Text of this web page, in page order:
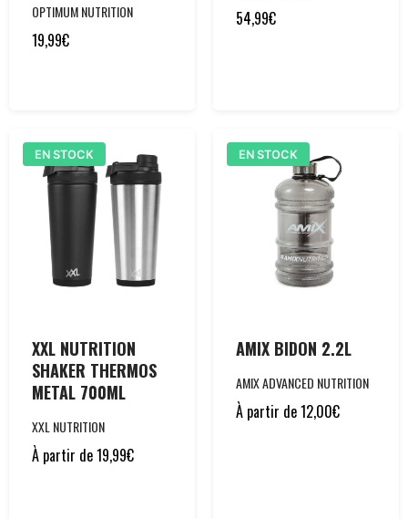
OPTIMUM NUTRITION
19,99€
54,99€
EN STOCK
XXL NUTRITION
SHAKER THERMOS
METAL 700ML
XXL NUTRITION
À partir de19,99€
EN STOCK
AMIX BIDON 2.2L
AMIX ADVANCED NUTRITION
À partir de12,00€